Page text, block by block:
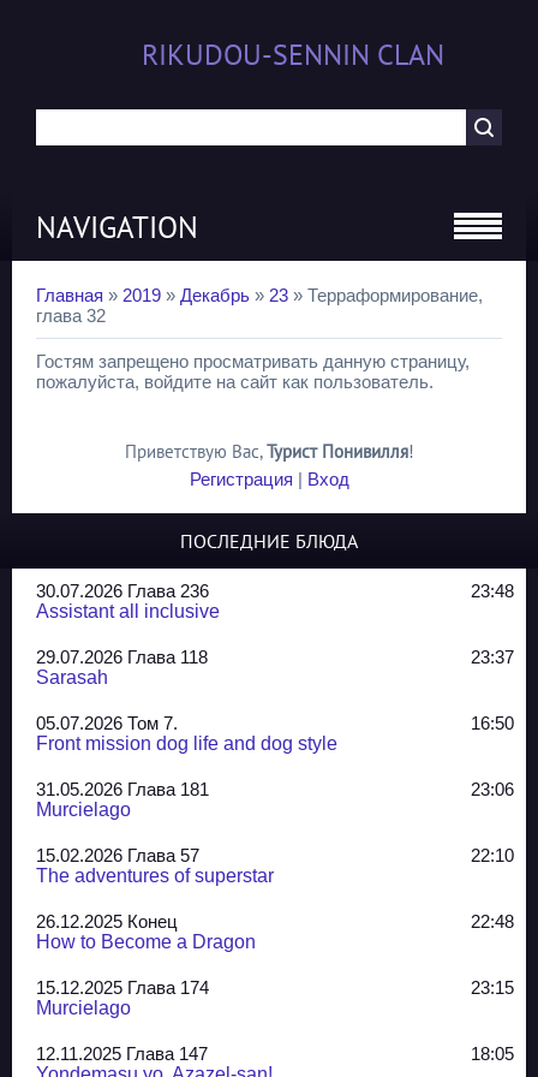
RIKUDOU-SENNIN CLAN
NAVIGATION
Главная » 2019 » Декабрь » 23 » Терраформирование,
глава 32
Гостям запрещено просматривать данную страницу,
пожалуйста, войдите на сайт как пользователь.
Приветствую Вас,Турист Понивилля!
Регистрация | Вход
ПОСЛЕДНИЕ БЛЮДА
30.07.2026 Глава 236
23:48
Assistant all inclusive
29.07.2026 Глава 118
23:37
Sarasah
05.07.2026 Том 7.
16:50
Front mission dog life and dog style
31.05.2026 Глава 181
23:06
Murcielago
15.02.2026 Глава 57
22:10
The adventures of superstar
26.12.2025 Конец
22:48
How to Become a Dragon
15.12.2025 Глава 174
23:15
Murcielago
12.11.2025 Глава 147
18:05